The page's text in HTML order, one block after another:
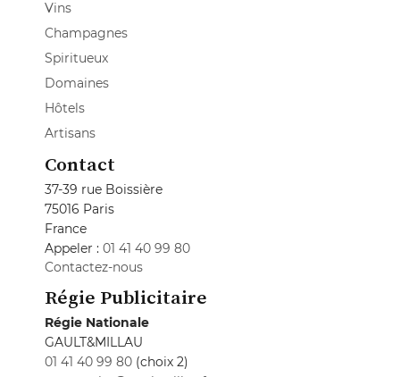
Vins
Champagnes
Spiritueux
Domaines
Hôtels
Artisans
Contact
37-39 rue Boissière
75016 Paris
France
Appeler : 01 41 40 99 80
Contactez-nous
Régie Publicitaire
Régie Nationale
GAULT&MILLAU
01 41 40 99 80 (choix 2)